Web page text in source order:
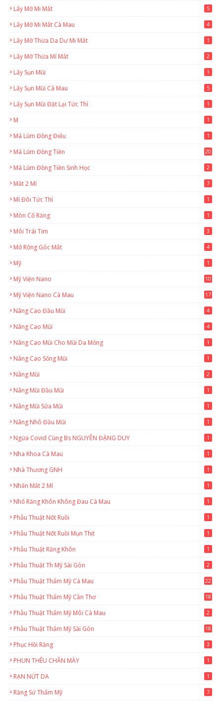
Lấy Mỡ Mi Mắt 5
Lấy Mỡ Mi Mắt Cà Mau 4
Lấy Mỡ Thừa Da Dư Mi Mắt 1
Lấy Mỡ Thừa Mí Mắt 2
Lấy Sụn Mũi 1
Lấy Sụn Mũi Cà Mau 5
Lấy Sụn Mũi Đặt Lại Tức Thì 1
M 1
Má Lúm Đồng Điếu 1
Má Lúm Đồng Tiền 20
Má Lúm Đồng Tiền Sinh Học 2
Mắt 2 Mí 7
Mí Đôi Tức Thì 1
Mòn Cổ Răng 1
Môi Trái Tim 3
Mở Rộng Góc Mắt 4
Mỹ 1
Mỹ Viện Nano 10
Mỹ Viện Nano Cà Mau
17
Nâng Cao Đầu Mũi 4
Nâng Cao Mũi 4
Nâng Cao Mũi Cho Mũi Da Mỏng 1
Nâng Cao Sống Mũi 1
Nâng Mũi 2
Nâng Mũi Đầu Mũi 1
Nâng Mũi Sửa Mũi 1
Nâng Nhô Đầu Mũi 1
Ngừa Covid Cùng Bs NGUYỄN ĐẶNG DUY 1
Nha Khoa Cà Mau 1
Nhà Thương GNH 1
Nhấn Mắt 2 Mí 1
Nhổ Răng Khôn Không Đau Cà Mau 1
Phẫu Thuật Nốt Ruồi 1
Phẫu Thuật Nốt Ruồi Mụn Thịt 1
Phẫu Thuật Răng Khôn 1
Phẫu Thuật Th Mỹ Sài Gòn 2
Phẫu Thuật Thẩm Mỹ Cà Mau
22
Phẫu Thuật Thẩm Mỹ Cần Thơ
18
Phẫu Thuật Thẩm Mỹ Môi Cà Mau 2
Phẫu Thuật Thẩm Mỹ Sài Gòn
18
Phục Hồi Răng 3
PHUN THÊU CHÂN MÀY 1
RẠN NỨT DA 1
Răng Sứ Thẩm Mỹ 7